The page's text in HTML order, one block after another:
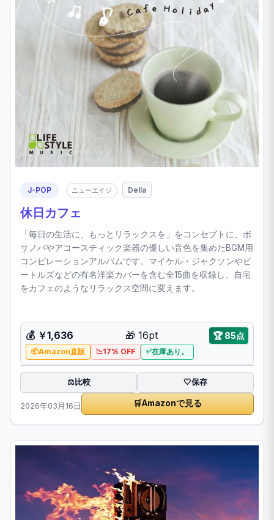
J-POP ニューエイジ Della
休日カフェ
「毎日の生活に、もっとリラックスを」をコンセプトに、ボ
サノバやアコースティック楽器の優しい音色を集めたBGM用
コンピレーションアルバムです。マイケル・ジャクソンやビ
ートルズなどの有名洋楽カバーを含む全15曲を収録し、自宅
をカフェのようなリラックス空間に変えます。
💰 ￥1,636 🎁 16pt 🏆85点
Amazon直販 17% OFF 在庫あり。
⚖️比較 🤍保存
2026年03月16日 🛒Amazonで見る